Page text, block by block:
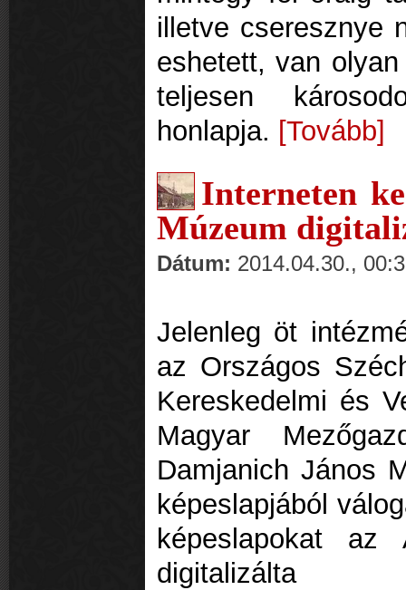
illetve cseresznye
eshetett, van
teljesen
honlapja. [Tovább]
Interneten
Múzeum
Dátum: 2014.04.30.,
Jelenleg öt
az Országos
Kereskedelmi és
Magyar
Damjanich János
képeslapjából
képeslapokat az